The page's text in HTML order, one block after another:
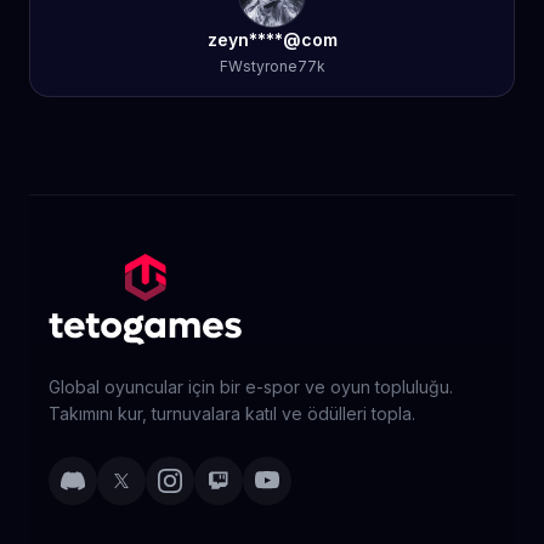
zeyn****@com
FWstyrone77k
Global oyuncular için bir e-spor ve oyun topluluğu.
Takımını kur, turnuvalara katıl ve ödülleri topla.